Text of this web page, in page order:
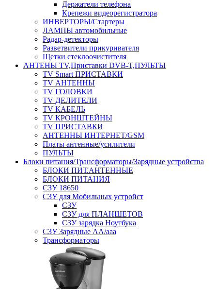
Держатели телефона
Крепежи видеорегистратора
ИНВЕРТОРЫ/Стартеры
ЛАМПЫ автомобильные
Радар-детекторы
Разветвители прикуривателя
Щетки стеклоочистителя
АНТЕНЫ ТV,Приставки DVB-T,ПУЛЬТЫ
TV Smart ПРИСТАВКИ
TV АНТЕННЫ
TV ГОЛОВКИ
TV ДЕЛИТЕЛИ
TV КАБЕЛЬ
TV КРОНШТЕЙНЫ
TV ПРИСТАВКИ
АНТЕННЫ ИНТЕРНЕТ/GSM
Платы антенные/усилители
ПУЛЬТЫ
Блоки питания/Трансформаторы/Зарядные устройства
БЛОКИ ПИТ.АНТЕННЫЕ
БЛОКИ ПИТАНИЯ
СЗУ 18650
СЗУ для Мобильных устройст
СЗУ
СЗУ для ПЛАНШЕТОВ
СЗУ зарядка Ноутбука
СЗУ Зарядные АА/ааа
Трансформаторы